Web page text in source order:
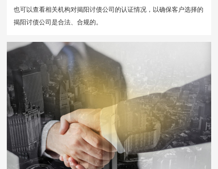
也可以查看相关机构对揭阳讨债公司的认证情况，以确保客户选择的
揭阳讨债公司是合法、合规的。